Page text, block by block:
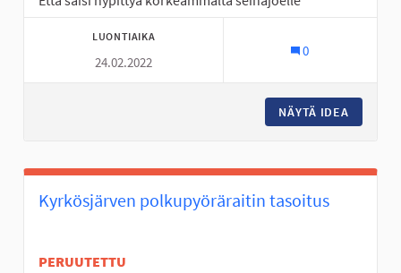
LUONTIAIKA
24.02.2022
0
NÄYTÄ IDEA
Kyrkösjärven polkupyöräraitin tasoitus
PERUUTETTU